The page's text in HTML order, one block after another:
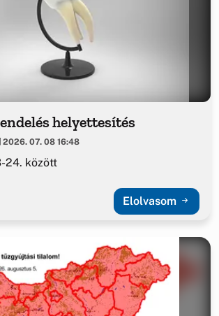
helyettesítés
2026. 07. 08 16:48
24. között
Elolvasom